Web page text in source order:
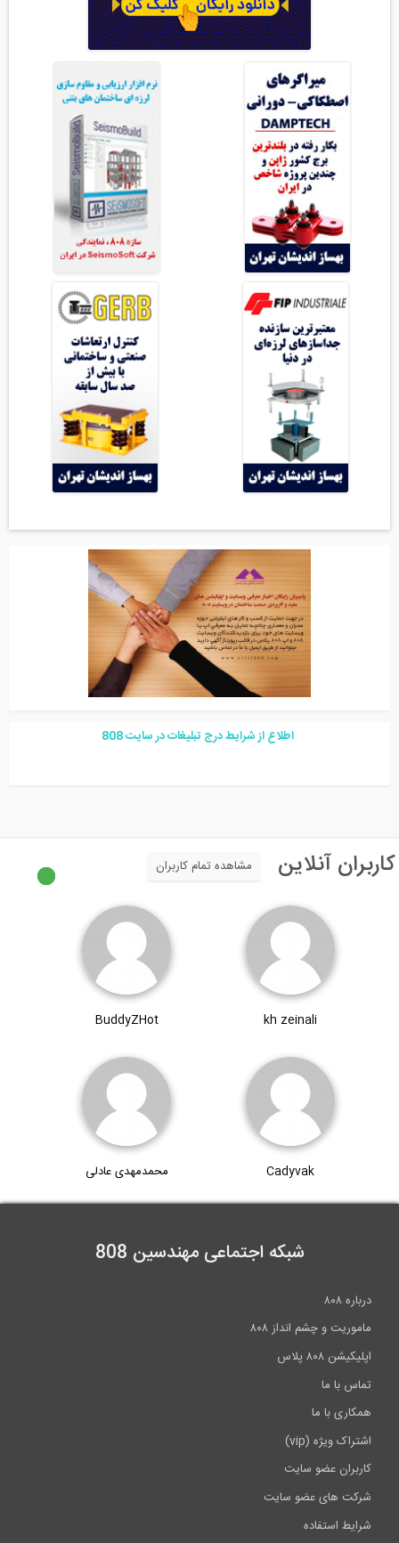
اطلاع از شرایط درج تبلیغات در سایت 808
آنلاین مشاهده تمام کاربران
kh zeinali
BuddyZHot
Cadyvak محمدمهدی عادلی
شبکه اجتماعی مهندسین 808
درباره ۸۰۸
ماموریت و چشم انداز ۸۰۸
اپلیکیشن ۸۰۸ پلاس
تماس با ما
همکاری با ما
اشتراک ویژه (vip)
کاربران عضو سایت
شرکت های عضو سایت
شرایط استفاده